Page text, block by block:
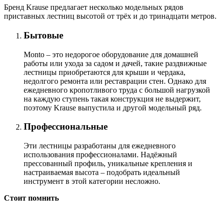
Бренд Krause предлагает несколько модельных рядов
приставных лестниц высотой от трёх и до тринадцати метров.
Бытовые
Monto ‒ это недорогое оборудование для домашней
работы или ухода за садом и дачей, такие раздвижные
лестницы приобретаются для крыши и чердака,
недолгого ремонта или реставрации стен. Однако для
ежедневного кропотливого труда с большой нагрузкой
на каждую ступень такая конструкция не выдержит,
поэтому Krause выпустила и другой модельный ряд.
Профессиональные
Эти лестницы разработаны для ежедневного
использования профессионалами. Надёжный
прессованный профиль, уникальные крепления и
настраиваемая высота ‒ подобрать идеальный
инструмент в этой категории несложно.
Стоит помнить